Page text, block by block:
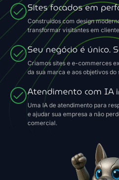
Sites focados em
Construídos com design
transformar visitantes em
Seu negócio é único.
Criamos sites e e-commerces
da sua marca e aos objetivos do
Atendimento com IA
Uma IA de atendimento para
e ajudar sua empresa a não
comercial.